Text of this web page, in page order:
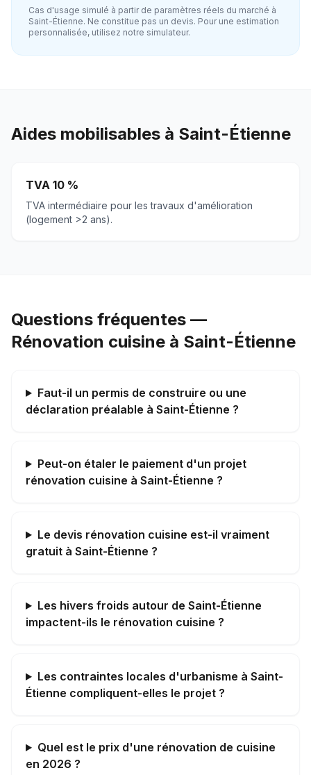
Cas d'usage simulé à partir de paramètres réels du marché à
Saint-Étienne. Ne constitue pas un devis. Pour une estimation
personnalisée, utilisez notre simulateur.
Aides mobilisables à Saint-Étienne
TVA 10 %
TVA intermédiaire pour les travaux d'amélioration
(logement >2 ans).
Questions fréquentes —
Rénovation cuisine à Saint-Étienne
Faut-il un permis de construire ou une
déclaration préalable à Saint-Étienne ?
Peut-on étaler le paiement d'un projet
rénovation cuisine à Saint-Étienne ?
Le devis rénovation cuisine est-il vraiment
gratuit à Saint-Étienne ?
Les hivers froids autour de Saint-Étienne
impactent-ils le rénovation cuisine ?
Les contraintes locales d'urbanisme à Saint-
Étienne compliquent-elles le projet ?
Quel est le prix d'une rénovation de cuisine
en 2026 ?